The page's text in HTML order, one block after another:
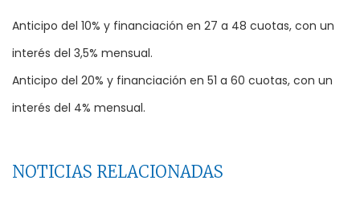
Anticipo del 10% y financiación en 27 a 48 cuotas, con un
interés del 3,5% mensual.
Anticipo del 20% y financiación en 51 a 60 cuotas, con un
interés del 4% mensual.
NOTICIAS RELACIONADAS